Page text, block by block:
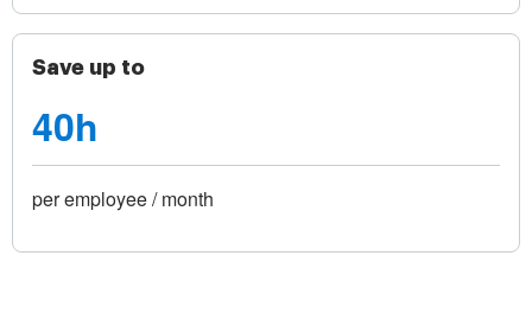
Save up to
40h
per employee / month